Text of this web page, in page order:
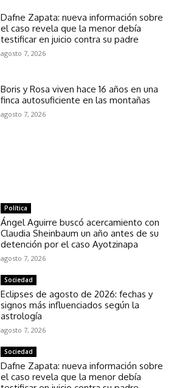
Dafne Zapata: nueva información sobre
el caso revela que la menor debía
testificar en juicio contra su padre
agosto 7, 2026
Boris y Rosa viven hace 16 años en una
finca autosuficiente en las montañas
agosto 7, 2026
Política
Ángel Aguirre buscó acercamiento con
Claudia Sheinbaum un año antes de su
detención por el caso Ayotzinapa
agosto 7, 2026
Sociedad
Eclipses de agosto de 2026: fechas y
signos más influenciados según la
astrología
agosto 7, 2026
Sociedad
Dafne Zapata: nueva información sobre
el caso revela que la menor debía